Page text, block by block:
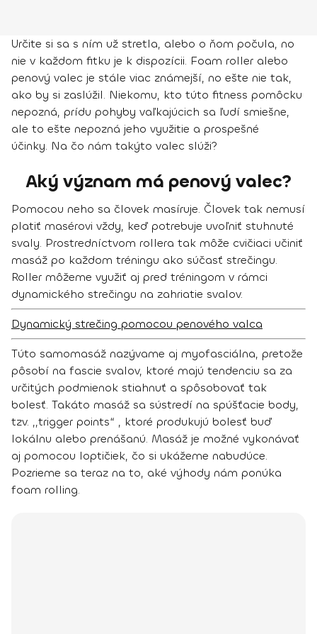
Určite si sa s ním už stretla, alebo o ňom počula, no
nie v každom fitku je k dispozícii. Foam roller alebo
penový valec je stále viac známejší, no ešte nie tak,
ako by si zaslúžil. Niekomu, kto túto fitness pomôcku
nepozná, prídu pohyby vaľkajúcich sa ľudí smiešne,
ale to ešte nepozná jeho využitie a prospešné
účinky. Na čo nám takýto valec slúži?
Aký význam má penový valec?
Pomocou neho sa človek masíruje. Človek tak nemusí
platiť masérovi vždy, keď potrebuje uvoľniť stuhnuté
svaly. Prostredníctvom rollera tak môže cvičiaci učiniť
masáž po každom tréningu ako súčasť strečingu.
Roller môžeme využiť aj pred tréningom v rámci
dynamického strečingu na zahriatie svalov.
Dynamický strečing pomocou penového valca
Túto samomasáž nazývame aj myofasciálna, pretože
pôsobí na fascie svalov, ktoré majú tendenciu sa za
určitých podmienok stiahnuť a spôsobovať tak
bolesť. Takáto masáž sa sústredí na spúšťacie body,
tzv. ,,trigger points“ , ktoré produkujú bolesť buď
lokálnu alebo prenášanú. Masáž je možné vykonávať
aj pomocou loptičiek, čo si ukážeme nabudúce.
Pozrieme sa teraz na to, aké výhody nám ponúka
foam rolling.